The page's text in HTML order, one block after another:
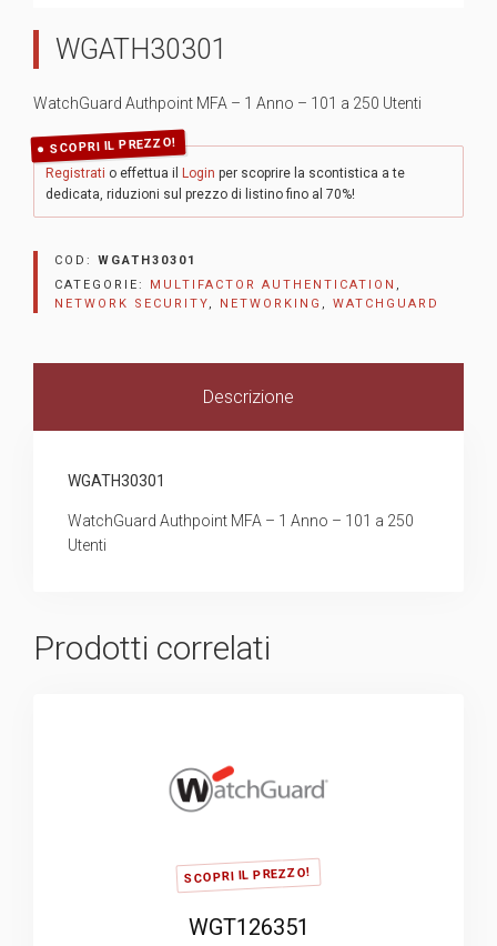
WGATH30301
WatchGuard Authpoint MFA – 1 Anno – 101 a 250 Utenti
SCOPRI IL PREZZO!
Registrati o effettua il Login per scoprire la scontistica a te
dedicata, riduzioni sul prezzo di listino fino al 70%!
COD: WGATH30301
CATEGORIE: MULTIFACTOR AUTHENTICATION ,
NETWORK SECURITY, NETWORKING , WATCHGUARD
Descrizione
WGATH30301
WatchGuard Authpoint MFA – 1 Anno – 101 a 250
Utenti
Prodotti correlati
SCOPRI IL PREZZO!
WGT126351